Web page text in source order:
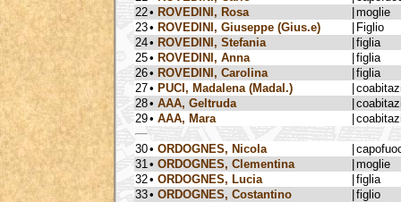
22• ROVEDINI, Rosa
moglie
23• ROVEDINI, Giuseppe (Gius.e)
Figlio
24• ROVEDINI, Stefania
figlia
25• ROVEDINI, Anna
figlia
26• ROVEDINI, Carolina
figlia
27• PUCI, Madalena (Madal.)
28• AAA, Geltruda
29• AAA, Mara
30• ORDOGNES, Nicola
31 • ORDOGNES, Clementina
moglie
32• ORDOGNES, Lucia
figlia
33• ORDOGNES, Costantino figlio